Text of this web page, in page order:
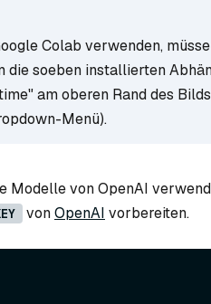
Colab verwenden,
die soeben installierten
am oberen Rand des
Menü).
Modelle von OpenAI
vonOpenAI vorbereiten.